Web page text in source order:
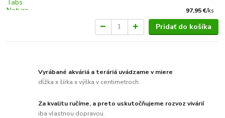
97,95 €/ks
Pridať do košíka
Vyrábané akváriá a teráriá uvádzame v miere
dĺžka x šírka x výška v centimetroch.
Za kvalitu ručíme, a preto uskutočňujeme rozvoz vivárií
iba vlastnou dopravou.